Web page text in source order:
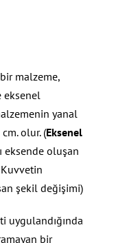
malzeme,
eksenel
yanal
olur. (Eksenel
eksende oluşan
şekil değişimi)
uygulandığında
bir